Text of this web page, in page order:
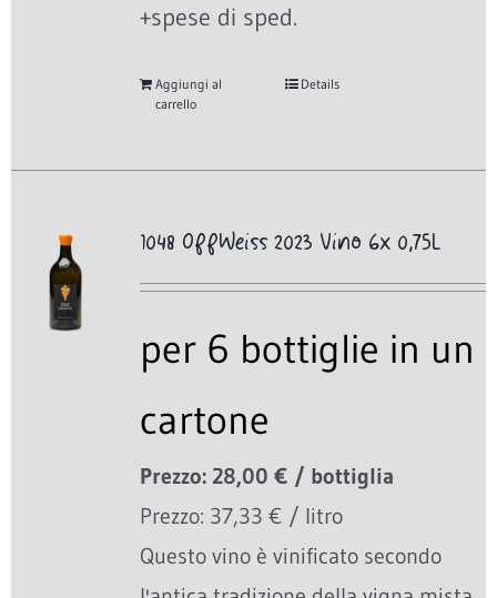
+spese di sped.
Aggiungi al
carrello
Details
1048 OffWeiss 2023 Vino 6x 0,75L
per 6 bottiglie in un
cartone
Prezzo: 28,00 € / bottiglia
Prezzo: 37,33 € / litro
Questo vino è vinificato secondo